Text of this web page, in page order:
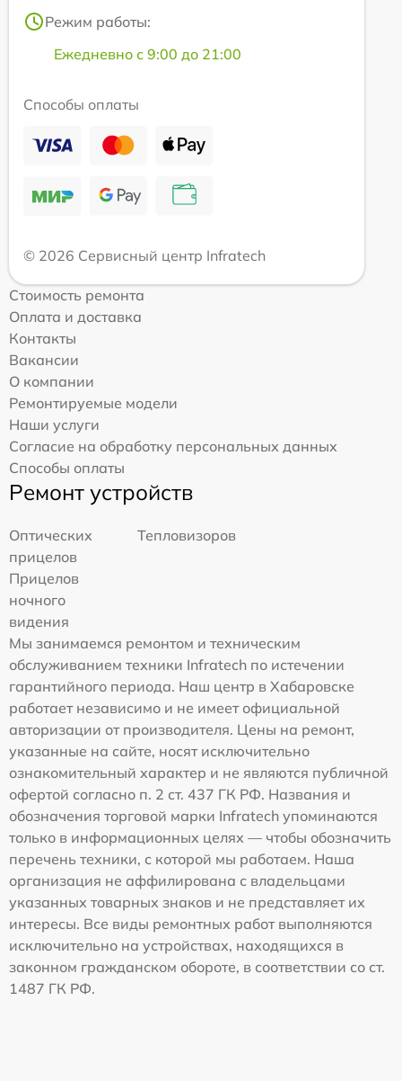
Режим работы:
Ежедневно с 9:00 до 21:00
Способы оплаты
© 2026 Сервисный центр Infratech
Стоимость ремонта
Оплата и доставка
Контакты
Вакансии
О компании
Ремонтируемые модели
Наши услуги
Согласие на обработку персональных данных
Способы оплаты
Ремонт устройств
Оптических
прицелов
Тепловизоров
Прицелов
ночного
видения
Мы занимаемся ремонтом и техническим
обслуживанием техники Infratech по истечении
гарантийного периода. Наш центр в Хабаровске
работает независимо и не имеет официальной
авторизации от производителя. Цены на ремонт,
указанные на сайте, носят исключительно
ознакомительный характер и не являются публичной
офертой согласно п. 2 ст. 437 ГК РФ. Названия и
обозначения торговой марки Infratech упоминаются
только в информационных целях — чтобы обозначить
перечень техники, с которой мы работаем. Наша
организация не аффилирована с владельцами
указанных товарных знаков и не представляет их
интересы. Все виды ремонтных работ выполняются
исключительно на устройствах, находящихся в
законном гражданском обороте, в соответствии со ст.
1487 ГК РФ.